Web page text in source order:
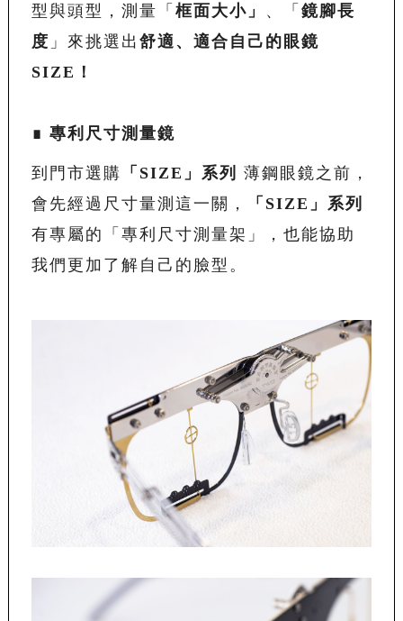
型與頭型，測量「 框面大小」 、「 鏡腳長
度 」來挑選出 舒適、適合自己的眼鏡
SIZE！
∎ 專利尺寸測量鏡
到門市選購 「 SIZE 」系列
薄鋼眼鏡之前，
會先經過尺寸量測這一關，
「 SIZE 」系列
有專屬的「專利尺寸測量架」，也能協助
我們更加了解自己的臉型。